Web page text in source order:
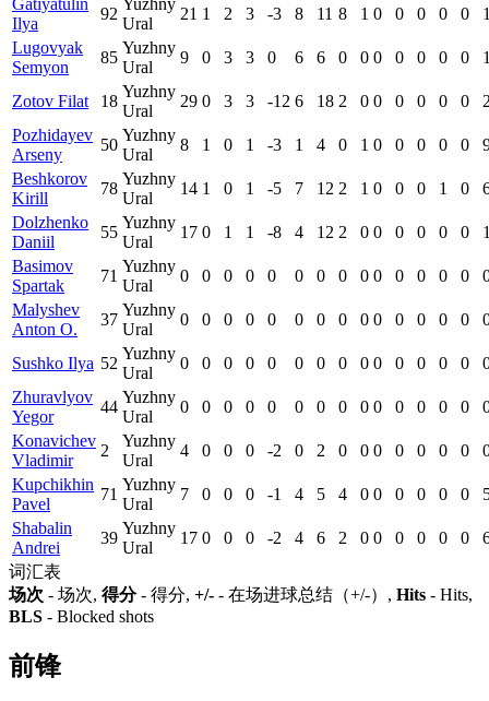
Gatiyatulin
Ilya
92
Yuzhny
Ural
21 1 2 3 -3 8 11 8 1 0 0 0 0 0
Lugovyak
Semyon
85
Yuzhny
Ural
9 0 3 3 0 6 6 0 0 0 0 0 0 0
Zotov Filat 18
Yuzhny
Ural
29 0 3 3 -12 6 18 2 0 0 0 0 0 0
Pozhidayev
Arseny
50
Yuzhny
Ural
8 1 0 1 -3 1 4 0 1 0 0 0 0 0
Beshkorov
Kirill
78
Yuzhny
Ural
14 1 0 1 -5 7 12 2 1 0 0 0 1 0
Dolzhenko
Daniil
55
Yuzhny
Ural
17 0 1 1 -8 4 12 2 0 0 0 0 0 0
Basimov
Spartak
71
Yuzhny
Ural
0 0 0 0 0 0 0 0 0 0 0 0 0 0
Malyshev
Anton O.
37
Yuzhny
Ural
0 0 0 0 0 0 0 0 0 0 0 0 0 0
Sushko Ilya 52
Yuzhny
Ural
0 0 0 0 0 0 0 0 0 0 0 0 0 0
Zhuravlyov
Yegor
44
Yuzhny
Ural
0 0 0 0 0 0 0 0 0 0 0 0 0 0
Konavichev
Vladimir
2
Yuzhny
Ural
4 0 0 0 -2 0 2 0 0 0 0 0 0 0
Kupchikhin
Pavel
71
Yuzhny
Ural
7 0 0 0 -1 4 5 4 0 0 0 0 0 0
Shabalin
Andrei
39
Yuzhny
Ural
17 0 0 0 -2 4 6 2 0 0 0 0 0 0
词汇表
场次 - 场次, 得分- 得分, +/- - 在场进球总结（+/-）, Hits - Hits,
BLS - Blocked shots
前锋